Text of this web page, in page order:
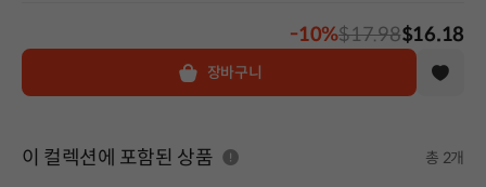
-10%$17.98$16.18
장바구니
이 컬렉션에 포함된 상품 총 2개